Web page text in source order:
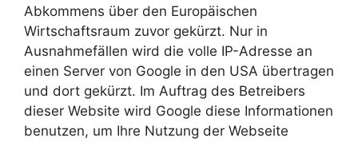
Abkommens über den Europäischen
Wirtschaftsraum zuvor gekürzt. Nur in
Ausnahmefällen wird die volle IP-Adresse an
einen Server von Google in den USA übertragen
und dort gekürzt. Im Auftrag des Betreibers
dieser Website wird Google diese Informationen
benutzen, um Ihre Nutzung der Webseite